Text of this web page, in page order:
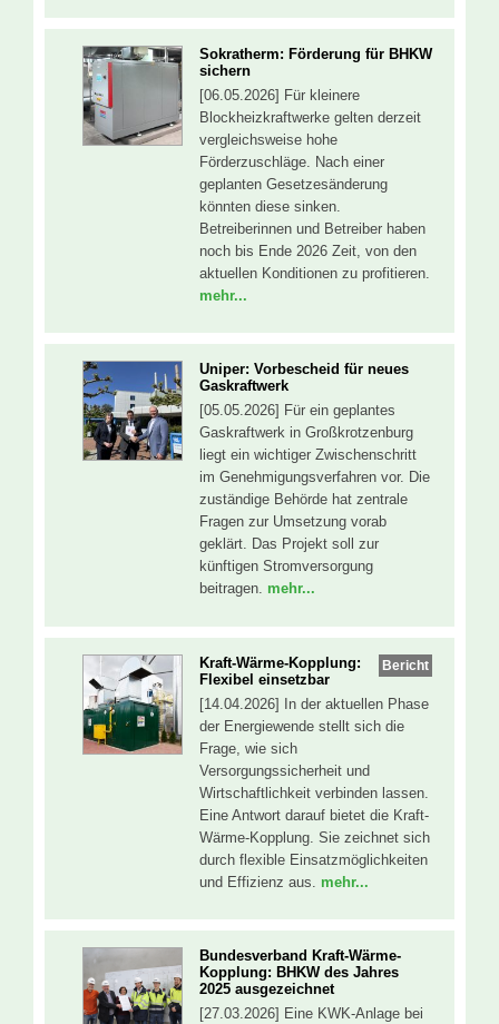
Sokratherm: Förderung für BHKW
sichern
[06.05.2026] Für kleinere
Blockheizkraftwerke gelten derzeit
vergleichsweise hohe
Förderzuschläge. Nach einer
geplanten Gesetzesänderung
könnten diese sinken.
Betreiberinnen und Betreiber haben
noch bis Ende 2026 Zeit, von den
aktuellen Konditionen zu profitieren.
mehr...
Uniper: Vorbescheid für neues
Gaskraftwerk
[05.05.2026] Für ein geplantes
Gaskraftwerk in Großkrotzenburg
liegt ein wichtiger Zwischenschritt
im Genehmigungsverfahren vor. Die
zuständige Behörde hat zentrale
Fragen zur Umsetzung vorab
geklärt. Das Projekt soll zur
künftigen Stromversorgung
beitragen. mehr...
Bericht
Kraft-Wärme-Kopplung:
Flexibel einsetzbar
[14.04.2026] In der aktuellen Phase
der Energiewende stellt sich die
Frage, wie sich
Versorgungssicherheit und
Wirtschaftlichkeit verbinden lassen.
Eine Antwort darauf bietet die Kraft-
Wärme-Kopplung. Sie zeichnet sich
durch flexible Einsatzmöglichkeiten
und Effizienz aus. mehr...
Bundesverband Kraft-Wärme-
Kopplung: BHKW des Jahres
2025 ausgezeichnet
[27.03.2026] Eine KWK-Anlage bei